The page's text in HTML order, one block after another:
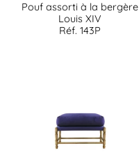
Pouf assorti à la bergère
Louis XIV
Réf. 143P